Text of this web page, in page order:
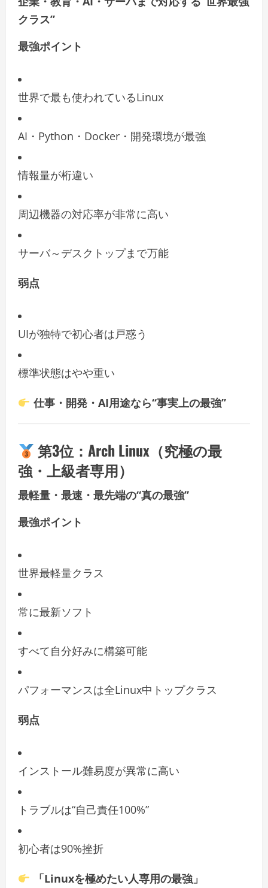
クラス”
最強ポイント
世界で最も使われているLinux
AI・Python・Docker・開発環境が最強
情報量が桁違い
周辺機器の対応率が非常に高い
サーバ～デスクトップまで万能
弱点
UIが独特で初心者は戸惑う
標準状態はやや重い
仕事・開発・AI用途なら“事実上の最強”
第3位：Arch Linux（究極の最
強・上級者専用）
最軽量・最速・最先端の“真の最強”
最強ポイント
世界最軽量クラス
常に最新ソフト
すべて自分好みに構築可能
パフォーマンスは全Linux中トップクラス
弱点
インストール難易度が異常に高い
トラブルは“自己責任100%”
初心者は90%挫折
「Linuxを極めたい人専用の最強」